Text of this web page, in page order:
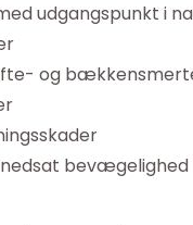
udgangspunkt i
og
bevægelighed